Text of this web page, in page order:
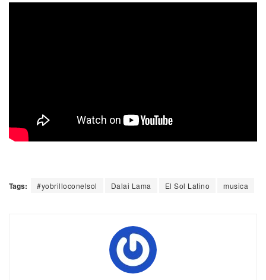
Tags: #yobrilloconelsol Dalai Lama El Sol Latino musica